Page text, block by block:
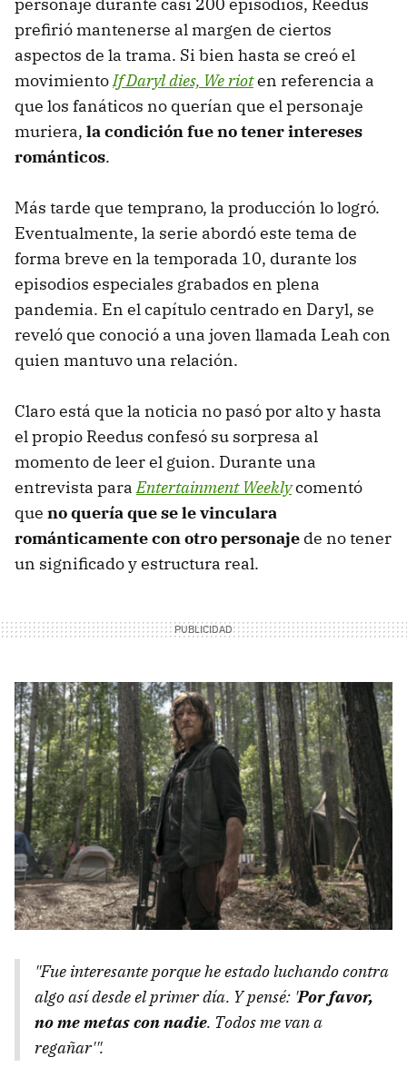
personaje durante casi 200 episodios, Reedus
prefirió mantenerse al margen de ciertos
aspectos de la trama. Si bien hasta se creó el
movimientoIf Daryl dies, We rioten referencia a
que los fanáticos no querían que el personaje
muriera, la condición fue no tener intereses
románticos.
Más tarde que temprano, la producción lo logró.
Eventualmente, la serie abordó este tema de
forma breve en la temporada 10, durante los
episodios especiales grabados en plena
pandemia. En el capítulo centrado en Daryl, se
reveló que conoció a una joven llamada Leah con
quien mantuvo una relación.
Claro está que la noticia no pasó por alto y hasta
el propio Reedus confesó su sorpresa al
momento de leer el guion. Durante una
entrevista paraEntertainment Weeklycomentó
que no quería que se le vinculara
románticamente con otro personaje de no tener
un significado y estructura real.
"Fue interesante porque he estado luchando contra
algo así desde el primer día. Y pensé: 'Por favor,
no me metas con nadie. Todos me van a
regañar'".